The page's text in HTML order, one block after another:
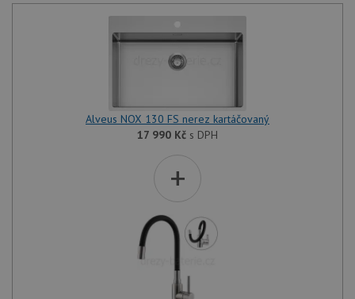
Alveus NOX 130 FS nerez kartáčovaný
17 990 Kč s DPH
+